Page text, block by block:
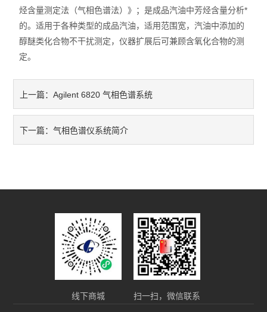
离子色谱仪
烃含量测定法（气相色谱法）》；是成品汽油中芳烃含量分析*
的。适用于各种类型的成品汽油，适用范围宽，汽油中添加的
醇醚类化合物不干扰测定，仪器扩展后可兼顾含氧化合物的测
定。
上一篇：Agilent 6820 气相色谱系统
下一篇：气相色谱仪系统简介
线下商城 扫一扫，微信联系